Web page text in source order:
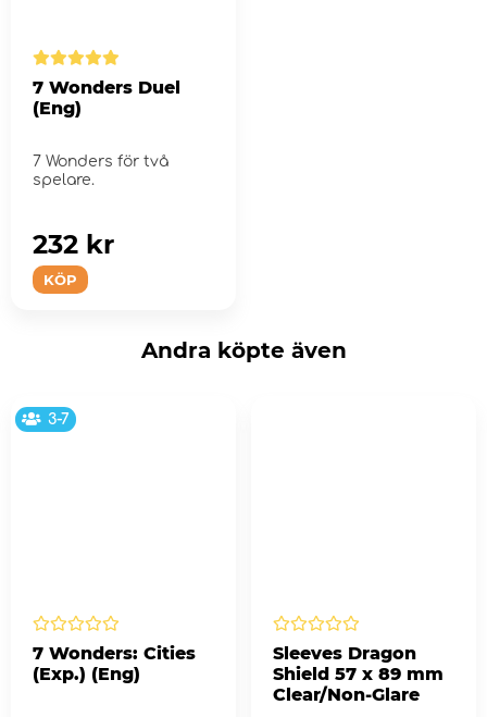
7 Wonders Duel
(Eng)
7 Wonders för två
spelare.
KÖP
232 kr
Andra köpte även
3-7
7 Wonders: Cities
(Exp.) (Eng)
Sleeves Dragon
Shield 57 x 89 mm
Clear/Non-Glare